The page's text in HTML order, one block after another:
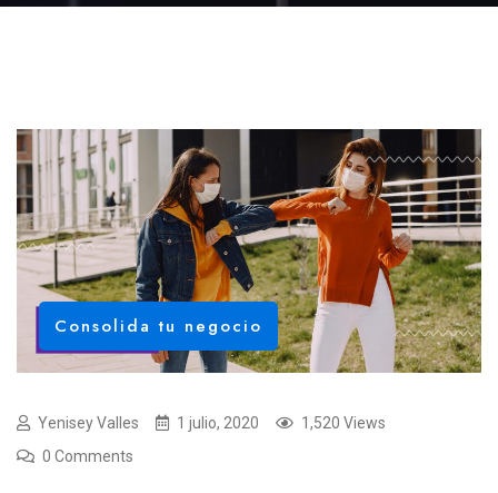
Consolida tu negocio
Yenisey Valles 1 julio, 2020
1,520 Views
0 Comments